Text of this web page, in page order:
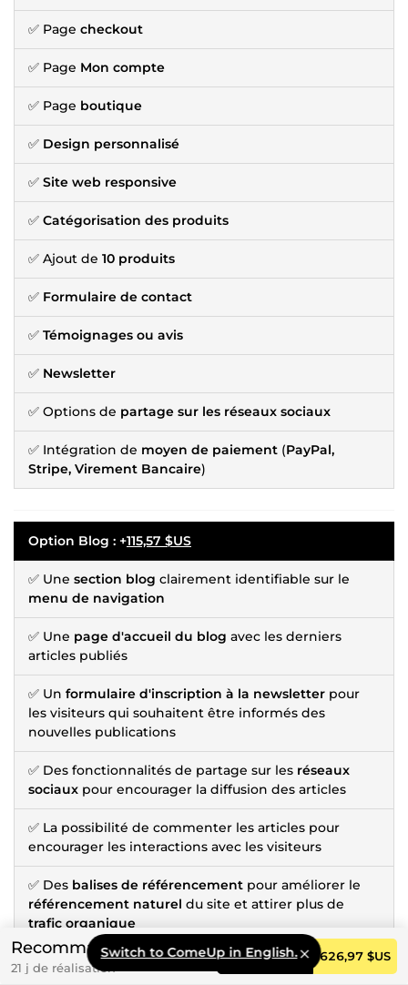
✅ Page checkout
✅ Page Mon compte
✅ Page boutique
✅ Design personnalisé
✅ Site web responsive
✅ Catégorisation des produits
✅ Ajout de 10 produits
✅ Formulaire de contact
✅ Témoignages ou avis
✅ Newsletter
✅ Options de partage sur les réseaux sociaux
✅ Intégration de moyen de paiement (PayPal,
Stripe, Virement Bancaire)
Option Blog : +115,57 $US
✅ Une section blog clairement identifiable sur le
menu de navigation
✅ Une page d'accueil du blog avec les derniers
articles publiés
✅ Un formulaire d'inscription à la newsletter pour
les visiteurs qui souhaitent être informés des
nouvelles publications
✅ Des fonctionnalités de partage sur les réseaux
sociaux pour encourager la diffusion des articles
✅ La possibilité de commenter les articles pour
encourager les interactions avec les visiteurs
✅ Des balises de référencement pour améliorer le
référencement naturel du site et attirer plus de
trafic organique
Recommandé
21 j de réalisation
Commander 626,97 $US
Switch to ComeUp in English.